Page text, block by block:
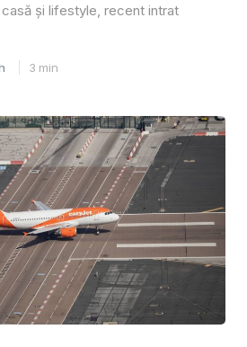
și lifestyle, recent intrat
3 min